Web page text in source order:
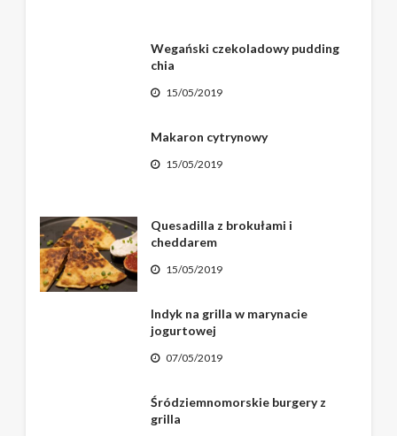
Wegański czekoladowy pudding
chia
15/05/2019
Makaron cytrynowy
15/05/2019
Quesadilla z brokułami i
cheddarem
15/05/2019
Indyk na grilla w marynacie
jogurtowej
07/05/2019
Śródziemnomorskie burgery z
grilla